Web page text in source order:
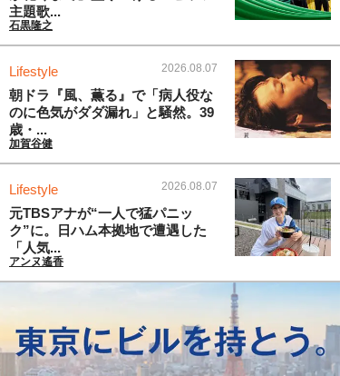
主題歌...
石黒隆之
Lifestyle 2026.08.07
朝ドラ『風、薫る』で「病人役な
のに色気がダダ漏れ」と騒然。39
歳・...
加賀谷健
Lifestyle 2026.08.07
元TBSアナが“一人で猛パニッ
ク”に。日ハム本拠地で遭遇した
「人気...
アンヌ遙香